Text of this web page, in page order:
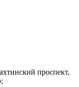
проспект,